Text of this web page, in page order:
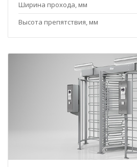
Ширина прохода, мм
Высота препятствия, мм